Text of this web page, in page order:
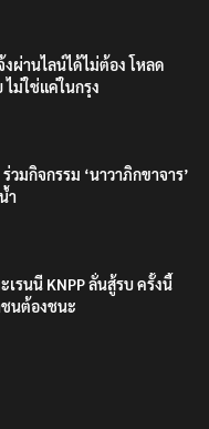
ผ่านไลน์ได้ไม่ต้อง โหลด
ไม่ใช่แค่ในกรุง
มกิจกรรม ‘นาวาภิกขาจาร’
ำ
รนนี KNPP ลั่นสู้รบ ครั้งนี้
นต้องชนะ